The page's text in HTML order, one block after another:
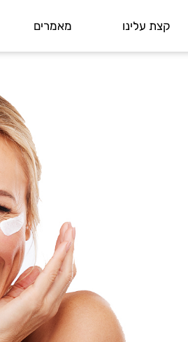
קצת עלינו מאמרים